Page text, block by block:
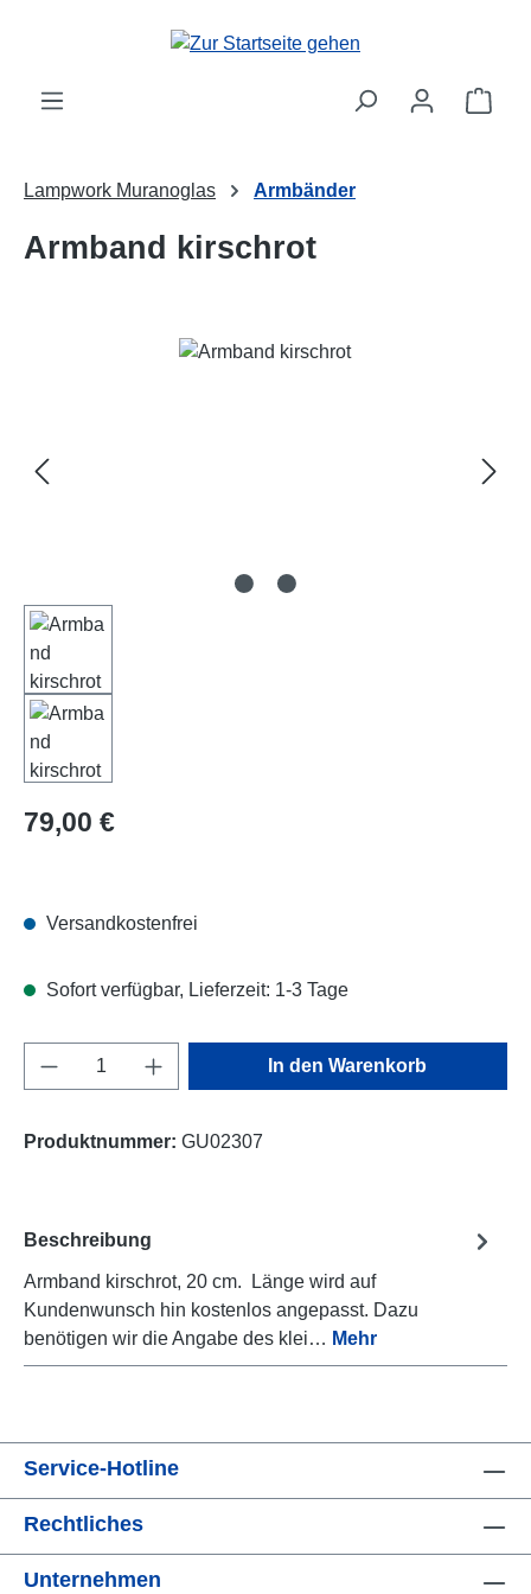
Zum Hauptinhalt springen
Lampwork Muranoglas Armbänder
Armband kirschrot
Bildergalerie überspringen
Regulärer Preis:
79,00 €
Versandkostenfrei
Sofort verfügbar, Lieferzeit: 1-3 Tage
Produkt Anzahl: Gib den gewünschten
In den Warenkorb
Produktnummer: GU02307
Beschreibung
Armband kirschrot, 20 cm. Länge wird auf
Kundenwunsch hin kostenlos angepasst. Dazu
benötigen wir die Angabe des klei… Mehr
Service-Hotline
Rechtliches
Unternehmen